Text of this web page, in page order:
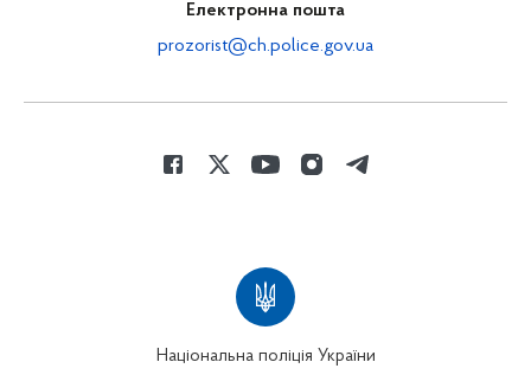
Електронна пошта
prozorist@ch.police.gov.ua
Національна поліція України